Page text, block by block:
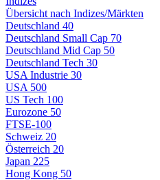
Übersicht nach Indizes/Märkten
Deutschland 40
Deutschland Small Cap 70
Deutschland Mid Cap 50
Deutschland Tech 30
USA Industrie 30
USA 500
US Tech 100
Eurozone 50
FTSE-100
Schweiz 20
Österreich 20
Japan 225
Hong Kong 50